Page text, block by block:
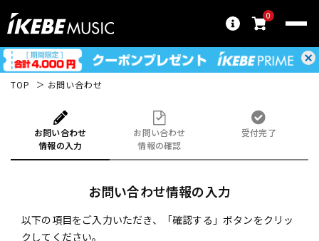
0
TOP お問い合わせ
お問い合わせ
情報の入力
お問い合わせ
情報の確認
受付完了
お問い合わせ情報の入力
以下の項目をご入力いただき、「確認する」ボタンをクリッ
クしてください。